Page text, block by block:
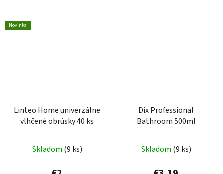
Novinka
Linteo Home univerzálne
vlhčené obrúsky 40 ks
Skladom (9 ks)
Dix Professional
Bathroom 500ml
Skladom (9 ks)